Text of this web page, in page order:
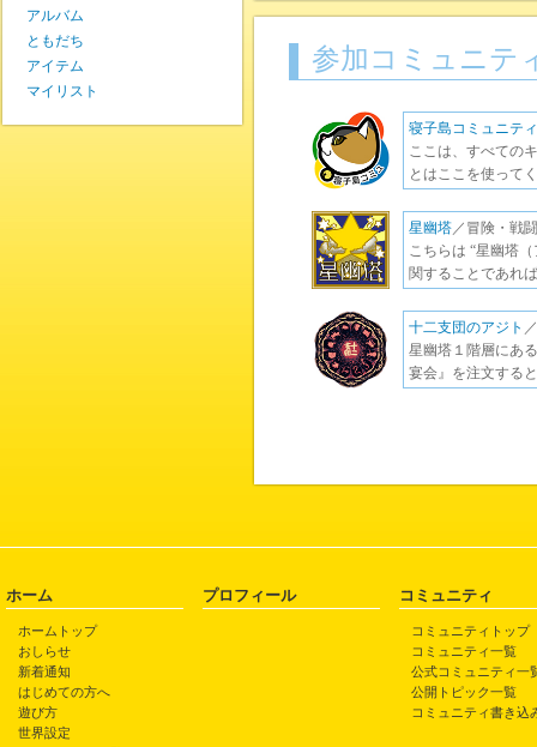
参加コミュニテ
寝子島コミュニティ
ここは、すべての
とはここを使って
星幽塔／冒険・戦
こちらは “星幽塔
関することであれ
十二支団のアジト
星幽塔１階層にあ
宴会』を注文する
アルバム
ともだち
アイテム
マイリスト
ホーム
ホームトップ
おしらせ
新着通知
はじめての方へ
遊び方
世界設定
プロフィール コミュニティ
コミュニティトップ
コミュニティ一覧
公式コミュニティ一
公開トピック一覧
コミュニティ書き込